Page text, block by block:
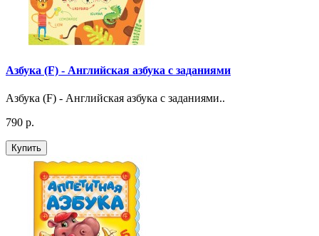
Азбука (F) - Английская азбука с заданиями
Азбука (F) - Английская азбука с заданиями..
790 р.
Купить